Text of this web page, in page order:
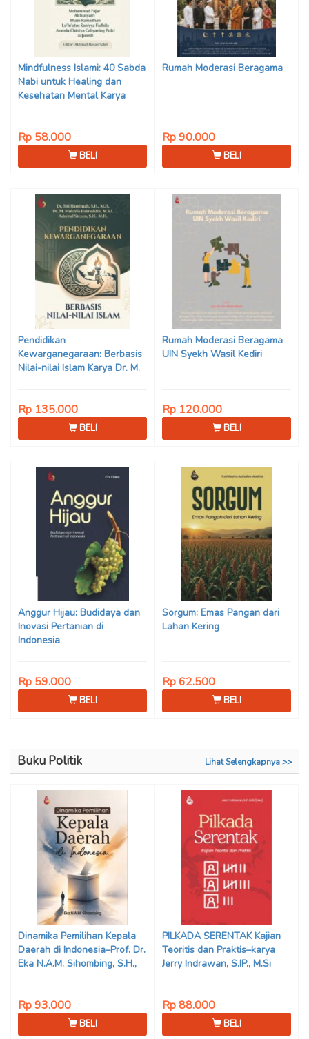
Dani Danial M, Iskandar
Junaedi, Agus Asri Sabana,
Son Haji, Dede Sunarya,
Iwan Setiawan, Nur Afiatin
Editor: Mi’raj Dodi Kurniawan
Mindfulness Islami: 40 Sabda
Nabi untuk Healing dan
Kesehatan Mental Karya
Saniyya Fadhila, Avanda
Chintya Cahyaning Putri, dan
Arjunedi
Rp 58.000
BELI
Rumah Moderasi Beragama
Rp 90.000
BELI
Pendidikan
Kewarganegaraan: Berbasis
Nilai-nilai Islam Karya Dr. M.
Adrenal Stezen, S.H., M.H.
Rp 135.000
BELI
Rumah Moderasi Beragama
UIN Syekh Wasil Kediri
Rp 120.000
BELI
Anggur Hijau: Budidaya dan
Inovasi Pertanian di
Indonesia
Rp 59.000
BELI
Sorgum: Emas Pangan dari
Lahan Kering
Rp 62.500
BELI
Buku Politik Lihat Selengkapnya >>
Dinamika Pemilihan Kepala
Daerah di Indonesia–Prof. Dr.
Eka N.A.M. Sihombing, S.H.,
Rp 93.000
BELI
PILKADA SERENTAK Kajian
Teoritis dan Praktis–karya
Jerry Indrawan, S.IP., M.Si
Rp 88.000
BELI